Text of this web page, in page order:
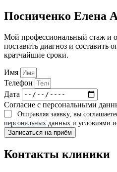
Посниченко Елена
Мой профессиональный стаж и
поставить диагноз и составить
кратчайшие сроки.
Имя
Телефон
Дата
Согласие с персональными
Отправляя заявку, вы
персональных данных и условиями
Записаться на приём
Контакты клиники